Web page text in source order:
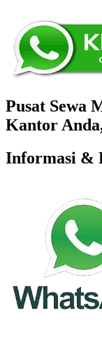
Pusat Sewa
Kantor
Informasi &